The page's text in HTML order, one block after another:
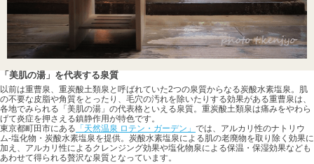
「美肌の湯」を代表する泉質
以前は重曹泉、重炭酸土類泉と呼ばれていた2つの泉質からなる炭酸水素塩泉。肌
の不要な皮脂や角質をとったり、毛穴の汚れを除いたりする効果がある重曹泉は、
各地でみられる「美肌の湯」の代表格といえる泉質。重炭酸土類泉は痛みをやわら
げて炎症を押さえる鎮静作用が特色です。
東京都町田市にある 「天然温泉 ロテン・ガーデン」 では、アルカリ性のナトリウ
ム-塩化物・炭酸水素塩泉を提供。炭酸水素塩泉による肌の老廃物を取り除く効果に
加え、アルカリ性によるクレンジング効果や塩化物泉による保温・保湿効果なども
あわせて得られる贅沢な泉質となっています。